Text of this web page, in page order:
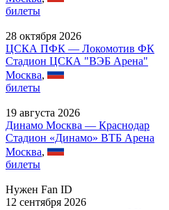
билеты
28 октября 2026
ЦСКА ПФК — Локомотив ФК
Стадион ЦСКА "ВЭБ Арена"
Москва,
билеты
19 августа 2026
Динамо Москва — Краснодар
Стадион «Динамо» ВТБ Арена
Москва,
билеты
Нужен Fan ID
12 сентября 2026